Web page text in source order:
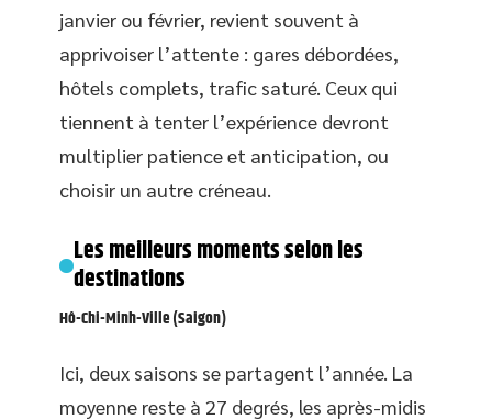
janvier ou février, revient souvent à
apprivoiser l’attente : gares débordées,
hôtels complets, trafic saturé. Ceux qui
tiennent à tenter l’expérience devront
multiplier patience et anticipation, ou
choisir un autre créneau.
Les meilleurs moments selon les
destinations
Hô-Chi-Minh-Ville (Saigon)
Ici, deux saisons se partagent l’année. La
moyenne reste à 27 degrés, les après-midis